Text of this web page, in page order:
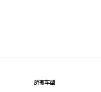
所有车型